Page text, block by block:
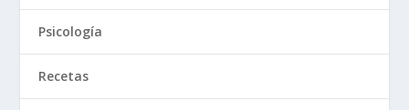
Psicología
Recetas